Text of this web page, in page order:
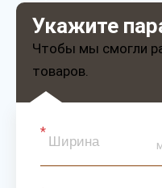
Укажите
Чтобы мы смогли
товаров.